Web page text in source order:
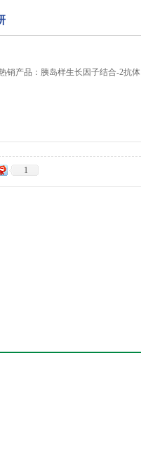
销产品：胰岛样生长因子结合-2抗体
1